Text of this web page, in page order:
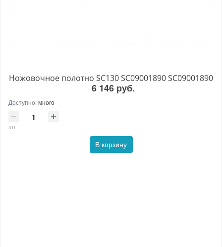
Ножовочное полотно SC130 SC09001890 SC09001890
6 146 руб.
Доступно:много
шт
В корзину